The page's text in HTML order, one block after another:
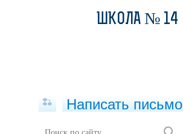
ШКОЛА № 14
Написать письмо